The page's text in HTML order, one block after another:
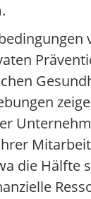
die Hälfte